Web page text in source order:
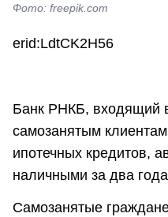
Фото: freepik.com
erid:LdtCK2H56
Банк РНКБ, входящий
самозанятым
ипотечных кредитов,
наличными за два
Самозанятые